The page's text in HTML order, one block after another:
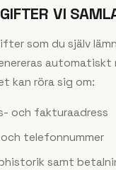
VI
som du själv
automatiskt
kan röra sig om:
och fakturaadress
telefonnummer
samt